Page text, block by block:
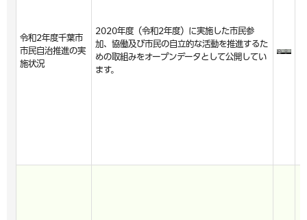
令和2年度千葉市
市民自治推進の実
施状況
2020年度（令和2年度）に実施した市民参
加、協働及び市民の自立的な活動を推進するた
めの取組みをオープンデータとして公開してい
ます。